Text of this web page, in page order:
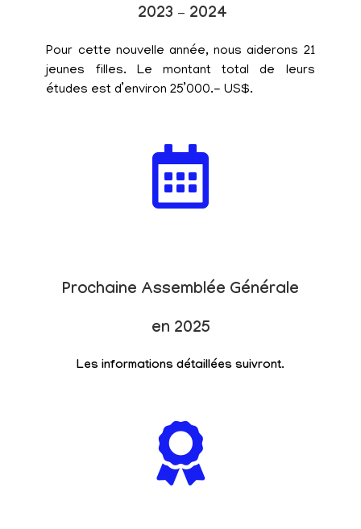
2023 – 2024
Pour cette nouvelle année, nous aiderons 21
jeunes filles. Le montant total de leurs
études est d’environ 25’000.- US$.
Prochaine Assemblée Générale
en 2025
Les informations détaillées suivront.